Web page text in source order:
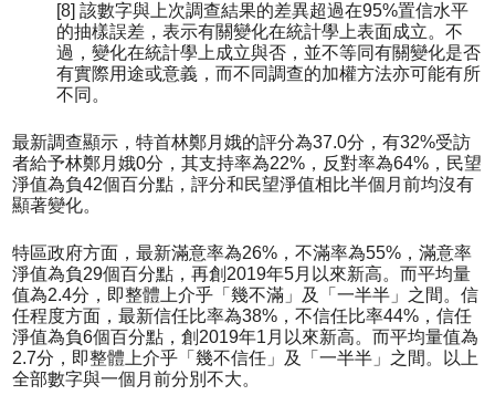
[8] 該數字與上次調查結果的差異超過在95%置信水平
的抽樣誤差，表示有關變化在統計學上表面成立。不
過，變化在統計學上成立與否，並不等同有關變化是否
有實際用途或意義，而不同調查的加權方法亦可能有所
不同。
最新調查顯示，特首林鄭月娥的評分為37.0分，有32%受訪
者給予林鄭月娥0分，其支持率為22%，反對率為64%，民望
淨值為負42個百分點，評分和民望淨值相比半個月前均沒有
顯著變化。
特區政府方面，最新滿意率為26%，不滿率為55%，滿意率
淨值為負29個百分點，再創2019年5月以來新高。而平均量
值為2.4分，即整體上介乎「幾不滿」及「一半半」之間。信
任程度方面，最新信任比率為38%，不信任比率44%，信任
淨值為負6個百分點，創2019年1月以來新高。而平均量值為
2.7分，即整體上介乎「幾不信任」及「一半半」之間。以上
全部數字與一個月前分別不大。